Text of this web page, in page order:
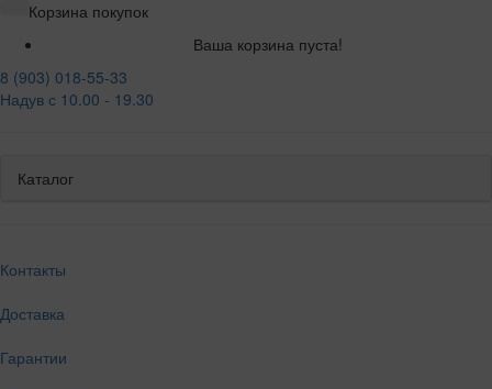
Корзина покупок
Ваша корзина пуста!
8 (903) 018-55-33
Надув с 10.00 - 19.30
Каталог
Контакты
Доставка
Гарантии